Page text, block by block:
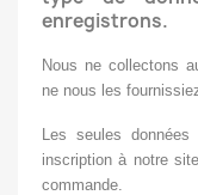
enregistrons.
Nous ne collectons
ne nous les
Les seules
inscription à notre
commande.